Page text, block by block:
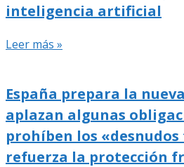
inteligencia artificial
Leer más »
España prepara la
aplazan algunas
prohíben los «desnudos
refuerza la protección